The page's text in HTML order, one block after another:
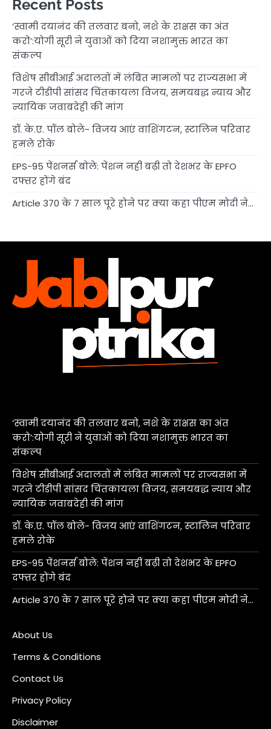
Recent Posts
‘स्वामी दयानंद की तलवार बनो, नशे के राक्षस का अंत
करो’:योगी सूरी ने युवाओं को दिया नशामुक्त भारत का
संकल्प
विशेष सीबीआई अदालतों में लंबित मामलों पर राज्यसभा में
गरजे टीडीपी सांसद चिंतकायला विजय, समयबद्ध न्याय और
न्यायिक जवाबदेही की मांग
डॉ. के.ए. पॉल बोले- विजय आएं वाशिंगटन, स्टालिन परिवार
हमले रोके
EPS-95 पेंशनर्स बोले: पेंशन नहीं बढ़ी तो देशभर के EPFO
दफ्तर होंगे बंद
Article 370 के 7 साल पूरे होने पर क्या कहा पीएम मोदी ने…
‘स्वामी दयानंद की तलवार बनो, नशे के राक्षस का अंत
करो’:योगी सूरी ने युवाओं को दिया नशामुक्त भारत का
संकल्प
विशेष सीबीआई अदालतों में लंबित मामलों पर राज्यसभा में
गरजे टीडीपी सांसद चिंतकायला विजय, समयबद्ध न्याय और
न्यायिक जवाबदेही की मांग
डॉ. के.ए. पॉल बोले- विजय आएं वाशिंगटन, स्टालिन परिवार
हमले रोके
EPS-95 पेंशनर्स बोले: पेंशन नहीं बढ़ी तो देशभर के EPFO
दफ्तर होंगे बंद
Article 370 के 7 साल पूरे होने पर क्या कहा पीएम मोदी ने…
About Us
Terms & Conditions
Contact Us
Privacy Policy
Disclaimer